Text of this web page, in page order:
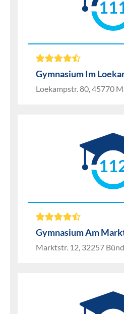
Gymnasium Im
Loekampstr. 80, 45770
Gymnasium Am
Marktstr. 12, 32257